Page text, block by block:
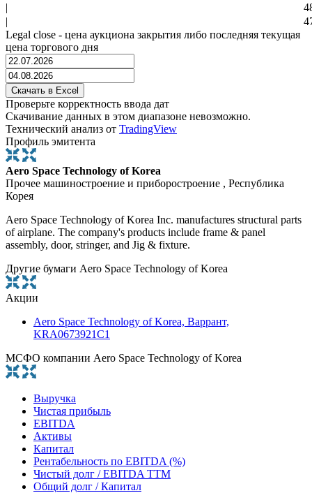
|
|
Legal close - цена аукциона закрытия либо последняя текущая
цена торгового дня
Проверьте корректность ввода дат
Скачивание данных в этом диапазоне невозможно.
Технический анализ от TradingView
Профиль эмитента
Aero Space Technology of Korea
Прочее машиностроение и приборостроение , Республика
Корея
Aero Space Technology of Korea Inc. manufactures structural parts
of airplane. The company's products include frame & panel
assembly, door, stringer, and Jig & fixture.
Другие бумаги Aero Space Technology of Korea
Акции
Aero Space Technology of Korea, Варрант,
KRA0673921C1
МСФО компании Aero Space Technology of Korea
Выручка
Чистая прибыль
EBITDA
Активы
Капитал
Рентабельность по EBITDA (%)
Чистый долг / EBITDA TTM
Общий долг / Капитал